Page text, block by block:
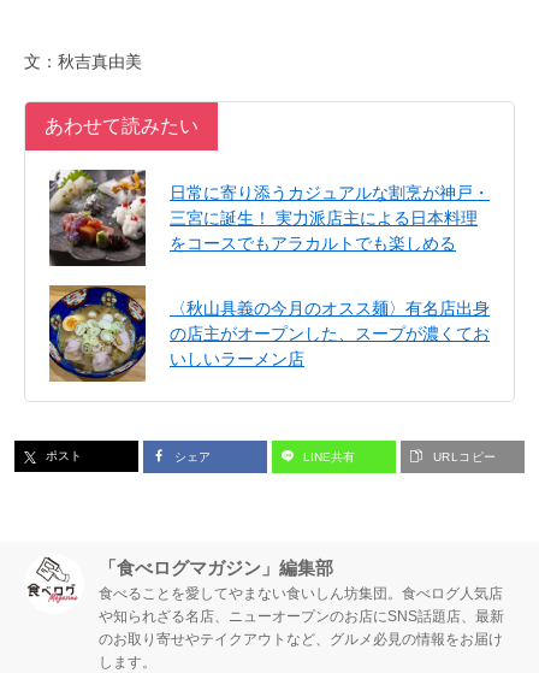
文：秋吉真由美
あわせて読みたい
日常に寄り添うカジュアルな割烹が神戸・
三宮に誕生！ 実力派店主による日本料理
をコースでもアラカルトでも楽しめる
〈秋山具義の今月のオスス麺〉有名店出身
の店主がオープンした、スープが濃くてお
いしいラーメン店
ポスト シェア LINE共有 URLコピー
「食べログマガジン」編集部
食べることを愛してやまない食いしん坊集団。食べログ人気店
や知られざる名店、ニューオープンのお店にSNS話題店、最新
のお取り寄せやテイクアウトなど、グルメ必見の情報をお届け
します。